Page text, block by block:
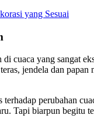
yang Sesuai
cuaca yang sangat
jendela dan
terhadap perubahan
Tapi biarpun begitu